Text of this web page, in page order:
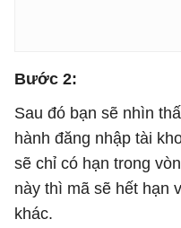
Bước 2:
Sau đó bạn sẽ nhìn
hành đăng nhập tài
sẽ chỉ có hạn trong
này thì mã sẽ hết hạn
khác.